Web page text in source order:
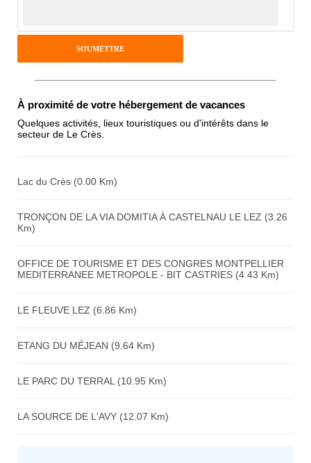
Pseudo :
À proximité de votre hébergement de vacances
Quelques activités, lieux touristiques ou d'intérêts dans le
secteur de Le Crès.
Lac du Crès (0.00 Km)
TRONÇON DE LA VIA DOMITIA À CASTELNAU LE LEZ (3.26
Km)
OFFICE DE TOURISME ET DES CONGRES MONTPELLIER
MEDITERRANEE METROPOLE - BIT CASTRIES (4.43 Km)
LE FLEUVE LEZ (6.86 Km)
ETANG DU MÉJEAN (9.64 Km)
LE PARC DU TERRAL (10.95 Km)
LA SOURCE DE L'AVY (12.07 Km)